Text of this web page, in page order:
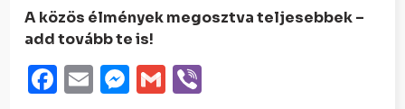
A közös élmények megosztva teljesebbek –
add tovább te is!
Facebook
EmailMessenger
Gmail